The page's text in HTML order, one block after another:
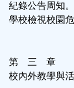
紀錄公告周知。
學校檢視校園
第 三 章
校內外教學與